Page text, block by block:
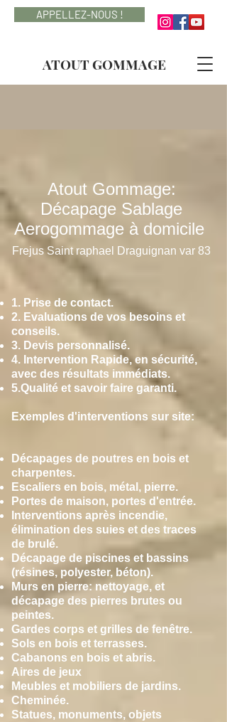
APPELLEZ-NOUS !
ATOUT GOMMAGE
Atout Gommage:
Décapage Sablage
Aerogommage à domicile
Frejus Saint raphael Draguignan var 83
1. Prise de contact.
2. Evaluations de vos besoins et
conseils.
3. Devis personnalisé.
4. Intervention Rapide, en sécurité,
avec des résultats immédiats.
5.Qualité et savoir faire garanti.
Exemples d'interventions sur site:
Décapages de poutres en bois et
charpentes.
Escaliers en bois, métal, pierre.
Portes de maison, portes d'entrée.
Interventions après incendie,
élimination des suies et des traces
de brulé.
Décapage de piscines et bassins
(résines, polyester, béton).
Murs en pierre: nettoyage, et
décapage des pierres brutes ou
peintes.
Gardes corps et grilles de fenêtre.
Sols en bois et terrasses.
Cabanons en bois et abris.
Aires de jeux
Meubles et mobiliers de jardins.
Cheminée.
Statues, monuments, objets